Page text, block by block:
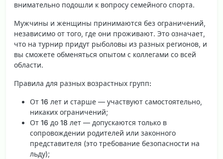
внимательно подошли к вопросу семейного спорта.
Мужчины и женщины принимаются без ограничений,
независимо от того, где они проживают. Это означает,
что на турнир придут рыболовы из разных регионов, и
вы сможете обменяться опытом с коллегами со всей
области.
Правила для разных возрастных групп:
От 16 лет и старше — участвуют самостоятельно,
никаких ограничений;
От 16 до 18 лет — допускаются только в
сопровождении родителей или законного
представителя (это требование безопасности на
льду);